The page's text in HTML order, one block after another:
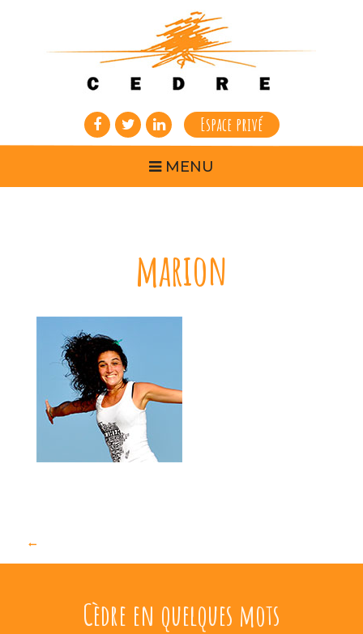
Espace privé
MENU
marion
Cèdre en quelques mots